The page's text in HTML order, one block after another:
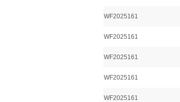
WF2025161
WF2025161
WF2025161
WF2025161
WF2025161